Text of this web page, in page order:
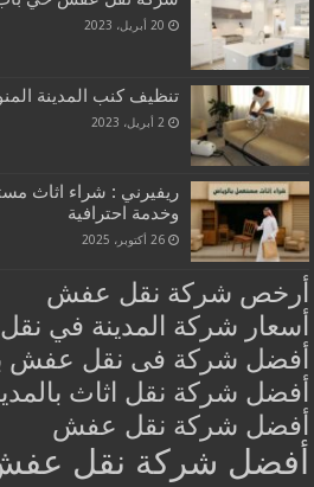
20 أبريل، 2023
تنظيف كنب المدينة
2 أبريل، 2023
ريفيرني : شراء اثاث
وخدمة احترافية
26 أكتوبر، 2025
أرخص شركة نقل عفش
أسعار شركة المدينة في
أفضل شركة فى نقل عفش
أفضل شركة نقل اثاث
أفضل شركة نقل عفش
أفضل شركة نقل عفش